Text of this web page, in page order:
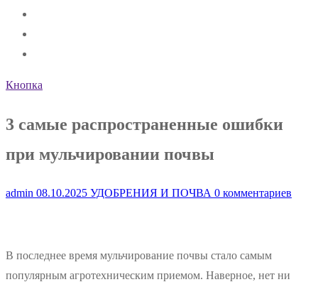
Кнопка
3 самые распространенные ошибки
при мульчировании почвы
admin 08.10.2025 УДОБРЕНИЯ И ПОЧВА 0 комментариев
В последнее время мульчирование почвы стало самым
популярным агротехническим приемом. Наверное, нет ни